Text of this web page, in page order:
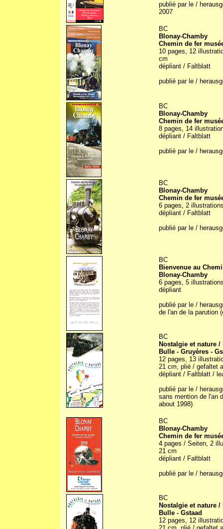
publié par le /
2007
BC
Blonay-Chamby
Chemin de fer
10 pages, 12
cm
dépliant / Faltblatt
publié par le /
BC
Blonay-Chamby
Chemin de fer
8 pages, 14
dépliant / Faltblatt
publié par le /
BC
Blonay-Chamby
Chemin de fer
6 pages, 2
dépliant / Faltblatt
publié par le /
BC
Bienvenue au
Blonay-Chamby
6 pages, 5
dépliant
publié par le /
de l'an de la parution
BC
Nostalgie et nature
Bulle - Gruyères -
12 pages, 13
21 cm, plié / gefaltet
dépliant / Faltblatt /
publié par le /
sans mention de l'an
about 1998)
BC
Blonay-Chamby
Chemin de fer
4 pages / Seiten, 2
21 cm
dépliant / Faltblatt
publié par le /
BC
Nostalgie et nature
Bulle - Gstaad
12 pages, 12